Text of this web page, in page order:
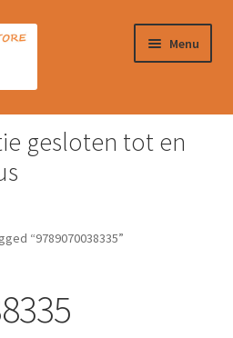
Menu
boeken
gesloten tot en
“9789070038335”